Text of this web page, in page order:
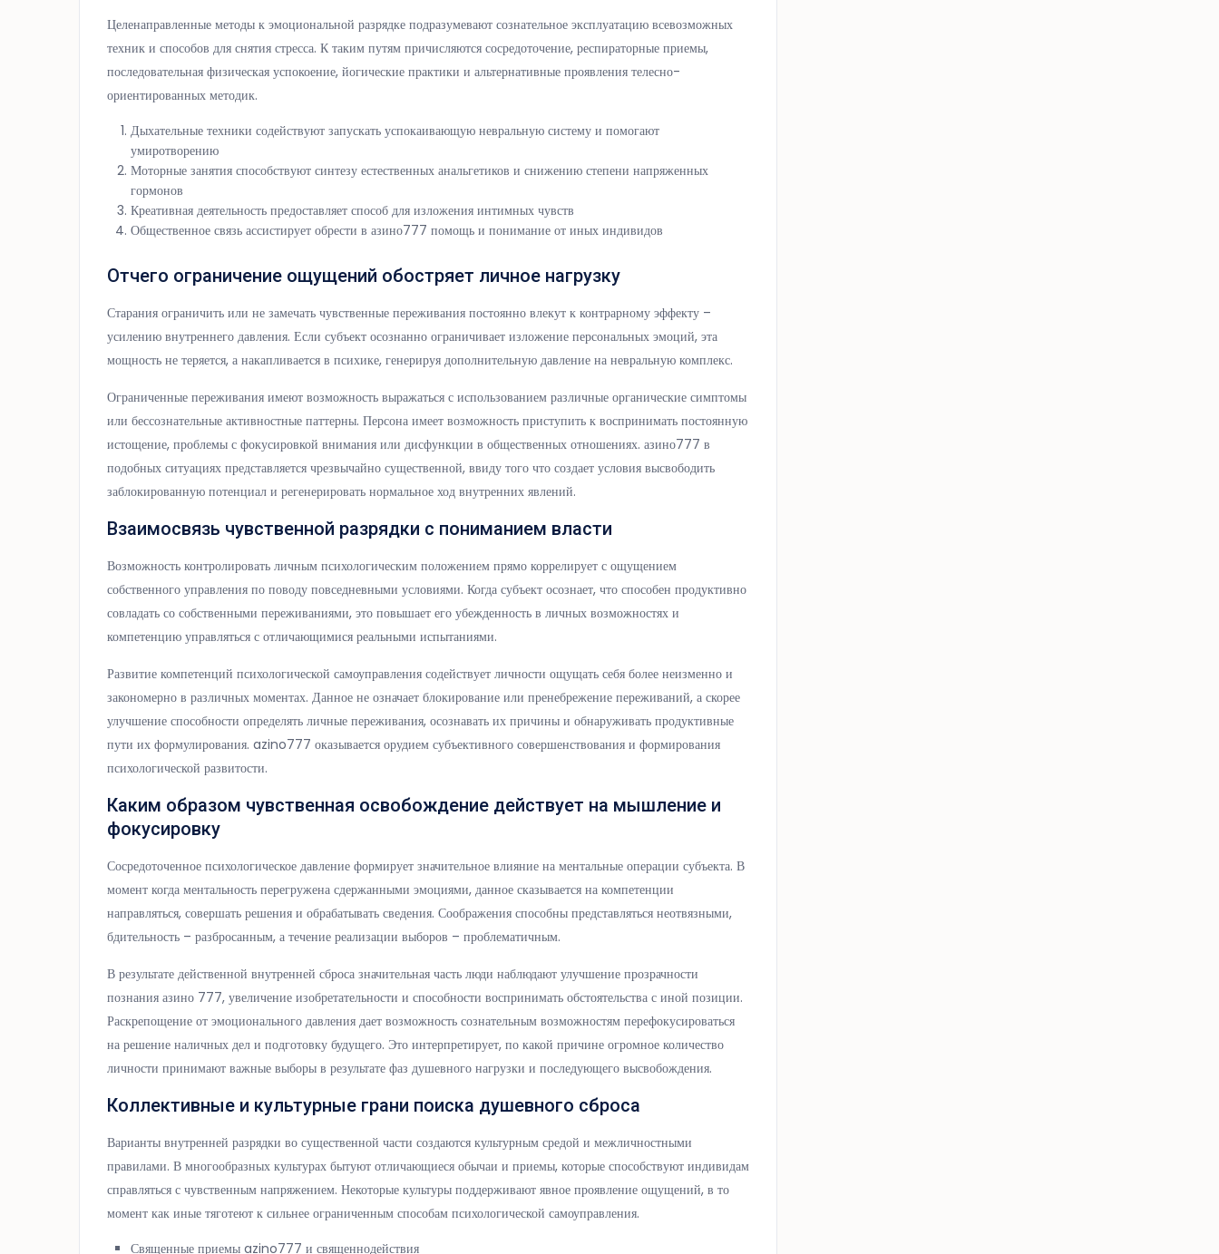
Целенаправленные методы к эмоциональной разрядке подразумевают сознательное эксплуатацию всевозможных
техник и способов для снятия стресса. К таким путям причисляются сосредоточение, респираторные приемы,
последовательная физическая успокоение, йогические практики и альтернативные проявления телесно-
ориентированных методик.
Дыхательные техники содействуют запускать успокаивающую невральную систему и помогают
умиротворению
Моторные занятия способствуют синтезу естественных анальгетиков и снижению степени напряженных
гормонов
Креативная деятельность предоставляет способ для изложения интимных чувств
Общественное связь ассистирует обрести в азино777 помощь и понимание от иных индивидов
Отчего ограничение ощущений обостряет личное нагрузку
Старания ограничить или не замечать чувственные переживания постоянно влекут к контрарному эффекту –
усилению внутреннего давления. Если субъект осознанно ограничивает изложение персональных эмоций, эта
мощность не теряется, а накапливается в психике, генерируя дополнительную давление на невральную комплекс.
Ограниченные переживания имеют возможность выражаться с использованием различные органические симптомы
или бессознательные активностные паттерны. Персона имеет возможность приступить к воспринимать постоянную
истощение, проблемы с фокусировкой внимания или дисфункции в общественных отношениях. азино777 в
подобных ситуациях представляется чрезвычайно существенной, ввиду того что создает условия высвободить
заблокированную потенциал и регенерировать нормальное ход внутренних явлений.
Взаимосвязь чувственной разрядки с пониманием власти
Возможность контролировать личным психологическим положением прямо коррелирует с ощущением
собственного управления по поводу повседневными условиями. Когда субъект осознает, что способен продуктивно
совладать со собственными переживаниями, это повышает его убежденность в личных возможностях и
компетенцию управляться с отличающимися реальными испытаниями.
Развитие компетенций психологической самоуправления содействует личности ощущать себя более неизменно и
закономерно в различных моментах. Данное не означает блокирование или пренебрежение переживаний, а скорее
улучшение способности определять личные переживания, осознавать их причины и обнаруживать продуктивные
пути их формулирования. azino777 оказывается орудием субъективного совершенствования и формирования
психологической развитости.
Каким образом чувственная освобождение действует на мышление и
фокусировку
Сосредоточенное психологическое давление формирует значительное влияние на ментальные операции субъекта. В
момент когда ментальность перегружена сдержанными эмоциями, данное сказывается на компетенции
направляться, совершать решения и обрабатывать сведения. Соображения способны представляться неотвязными,
бдительность – разбросанным, а течение реализации выборов – проблематичным.
В результате действенной внутренней сброса значительная часть люди наблюдают улучшение прозрачности
познания азино 777, увеличение изобретательности и способности воспринимать обстоятельства с иной позиции.
Раскрепощение от эмоционального давления дает возможность сознательным возможностям перефокусироваться
на решение наличных дел и подготовку будущего. Это интерпретирует, по какой причине огромное количество
личности принимают важные выборы в результате фаз душевного нагрузки и последующего высвобождения.
Коллективные и культурные грани поиска душевного сброса
Варианты внутренней разрядки во существенной части создаются культурным средой и межличностными
правилами. В многообразных культурах бытуют отличающиеся обычаи и приемы, которые способствуют индивидам
справляться с чувственным напряжением. Некоторые культуры поддерживают явное проявление ощущений, в то
момент как иные тяготеют к сильнее ограниченным способам психологической самоуправления.
Священные приемы azino777 и священнодействия